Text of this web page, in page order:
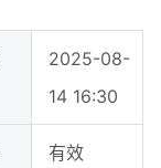
2025-08-
14 16:30
有效